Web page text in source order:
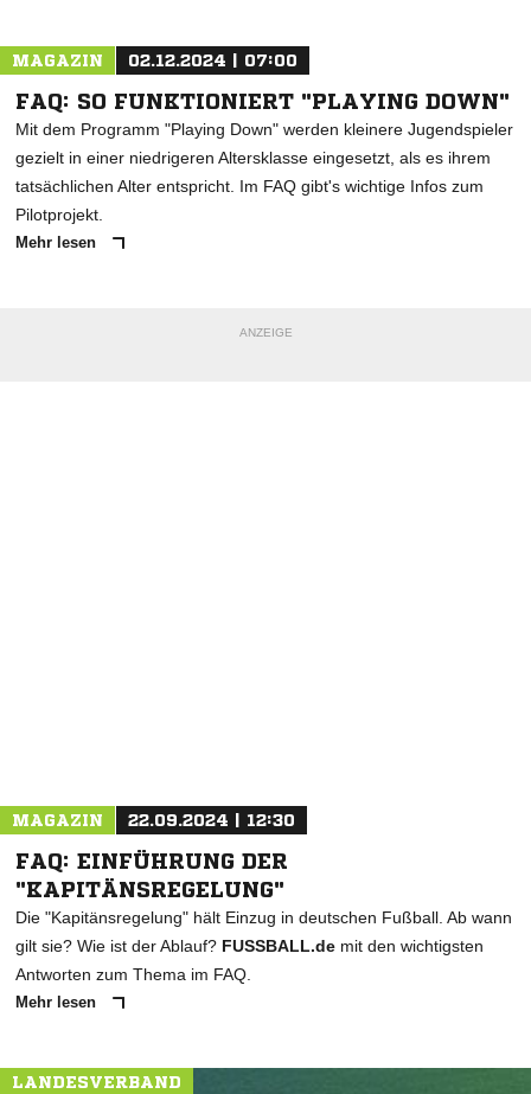
MAGAZIN 02.12.2024 | 07:00
FAQ: SO FUNKTIONIERT "PLAYING DOWN"
Mit dem Programm "Playing Down" werden kleinere Jugendspieler
gezielt in einer niedrigeren Altersklasse eingesetzt, als es ihrem
tatsächlichen Alter entspricht. Im FAQ gibt's wichtige Infos zum
Pilotprojekt.
Mehr lesen
ANZEIGE
MAGAZIN 22.09.2024 | 12:30
FAQ: EINFÜHRUNG DER
"KAPITÄNSREGELUNG"
Die "Kapitänsregelung" hält Einzug in deutschen Fußball. Ab wann
gilt sie? Wie ist der Ablauf? FUSSBALL.de mit den wichtigsten
Antworten zum Thema im FAQ.
Mehr lesen
LANDESVERBAND